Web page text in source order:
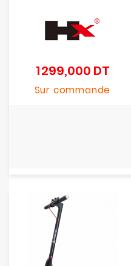
1 299,000 DTPrix
Sur commande